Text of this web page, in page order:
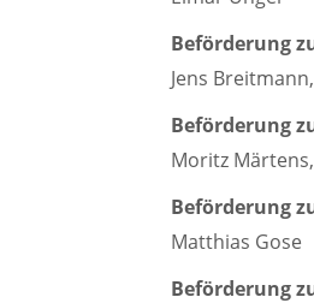
Beförderung
Jens
Beförderung
Moritz
Beförderung
Matthias Gose
Beförderung